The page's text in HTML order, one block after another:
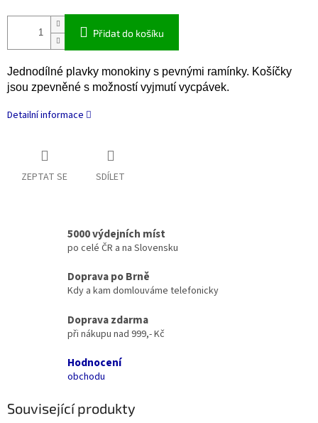
Přidat do košíku
Jednodílné plavky monokiny s pevnými ramínky. Košíčky
jsou zpevněné s možností vyjmutí vycpávek.
Detailní informace
ZEPTAT SE SDÍLET
5000 výdejních míst
po celé ČR a na Slovensku
Doprava po Brně
Kdy a kam domlouváme telefonicky
Doprava zdarma
při nákupu nad 999,- Kč
Hodnocení
obchodu
Související produkty